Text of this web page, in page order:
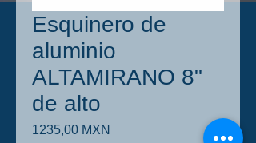
Esquinero de
aluminio
ALTAMIRANO 8"
de alto
1235,00 MXN